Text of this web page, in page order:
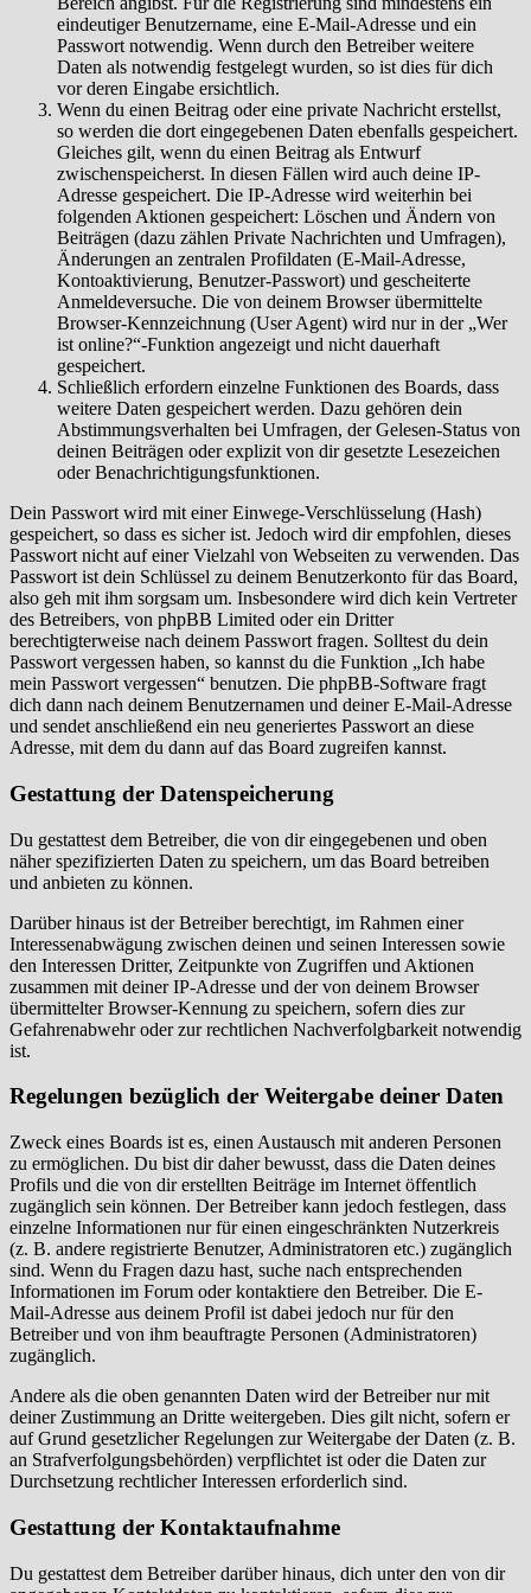
eindeutiger Benutzername, eine E-Mail-Adresse und ein
Passwort notwendig. Wenn durch den Betreiber weitere
Daten als notwendig festgelegt wurden, so ist dies für dich
vor deren Eingabe ersichtlich.
Wenn du einen Beitrag oder eine private Nachricht erstellst,
so werden die dort eingegebenen Daten ebenfalls gespeichert.
Gleiches gilt, wenn du einen Beitrag als Entwurf
zwischenspeicherst. In diesen Fällen wird auch deine IP-
Adresse gespeichert. Die IP-Adresse wird weiterhin bei
folgenden Aktionen gespeichert: Löschen und Ändern von
Beiträgen (dazu zählen Private Nachrichten und Umfragen),
Änderungen an zentralen Profildaten (E-Mail-Adresse,
Kontoaktivierung, Benutzer-Passwort) und gescheiterte
Anmeldeversuche. Die von deinem Browser übermittelte
Browser-Kennzeichnung (User Agent) wird nur in der „Wer
ist online?“-Funktion angezeigt und nicht dauerhaft
gespeichert.
Schließlich erfordern einzelne Funktionen des Boards, dass
weitere Daten gespeichert werden. Dazu gehören dein
Abstimmungsverhalten bei Umfragen, der Gelesen-Status von
deinen Beiträgen oder explizit von dir gesetzte Lesezeichen
oder Benachrichtigungsfunktionen.
Dein Passwort wird mit einer Einwege-Verschlüsselung (Hash)
gespeichert, so dass es sicher ist. Jedoch wird dir empfohlen, dieses
Passwort nicht auf einer Vielzahl von Webseiten zu verwenden. Das
Passwort ist dein Schlüssel zu deinem Benutzerkonto für das Board,
also geh mit ihm sorgsam um. Insbesondere wird dich kein Vertreter
des Betreibers, von phpBB Limited oder ein Dritter
berechtigterweise nach deinem Passwort fragen. Solltest du dein
Passwort vergessen haben, so kannst du die Funktion „Ich habe
mein Passwort vergessen“ benutzen. Die phpBB-Software fragt
dich dann nach deinem Benutzernamen und deiner E-Mail-Adresse
und sendet anschließend ein neu generiertes Passwort an diese
Adresse, mit dem du dann auf das Board zugreifen kannst.
Gestattung der Datenspeicherung
Du gestattest dem Betreiber, die von dir eingegebenen und oben
näher spezifizierten Daten zu speichern, um das Board betreiben
und anbieten zu können.
Darüber hinaus ist der Betreiber berechtigt, im Rahmen einer
Interessenabwägung zwischen deinen und seinen Interessen sowie
den Interessen Dritter, Zeitpunkte von Zugriffen und Aktionen
zusammen mit deiner IP-Adresse und der von deinem Browser
übermittelter Browser-Kennung zu speichern, sofern dies zur
Gefahrenabwehr oder zur rechtlichen Nachverfolgbarkeit notwendig
ist.
Regelungen bezüglich der Weitergabe deiner Daten
Zweck eines Boards ist es, einen Austausch mit anderen Personen
zu ermöglichen. Du bist dir daher bewusst, dass die Daten deines
Profils und die von dir erstellten Beiträge im Internet öffentlich
zugänglich sein können. Der Betreiber kann jedoch festlegen, dass
einzelne Informationen nur für einen eingeschränkten Nutzerkreis
(z. B. andere registrierte Benutzer, Administratoren etc.) zugänglich
sind. Wenn du Fragen dazu hast, suche nach entsprechenden
Informationen im Forum oder kontaktiere den Betreiber. Die E-
Mail-Adresse aus deinem Profil ist dabei jedoch nur für den
Betreiber und von ihm beauftragte Personen (Administratoren)
zugänglich.
Andere als die oben genannten Daten wird der Betreiber nur mit
deiner Zustimmung an Dritte weitergeben. Dies gilt nicht, sofern er
auf Grund gesetzlicher Regelungen zur Weitergabe der Daten (z. B.
an Strafverfolgungsbehörden) verpflichtet ist oder die Daten zur
Durchsetzung rechtlicher Interessen erforderlich sind.
Gestattung der Kontaktaufnahme
Du gestattest dem Betreiber darüber hinaus, dich unter den von dir